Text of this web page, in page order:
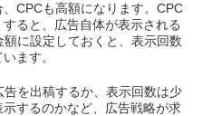
CPCも高額になります。CPC
ると、広告自体が表示される
に設定しておくと、表示回数
ます。
を出稿するか、表示回数は少
するのかなど、広告戦略が求